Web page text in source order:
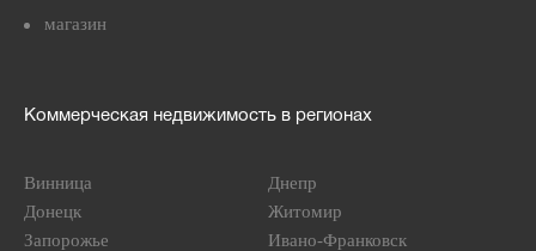
магазин
Коммерческая недвижимость в регионах
Винница
Днепр
Донецк
Житомир
Запорожье
Ивано-Франковск